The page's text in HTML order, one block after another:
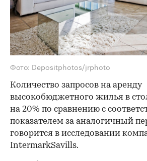
Фото: Depositphotos/jrphoto
Количество запросов на аренду
высокобюджетного жилья в
на 20% по сравнению с
показателем за аналогичный
говорится в исследовании
IntermarkSavills.